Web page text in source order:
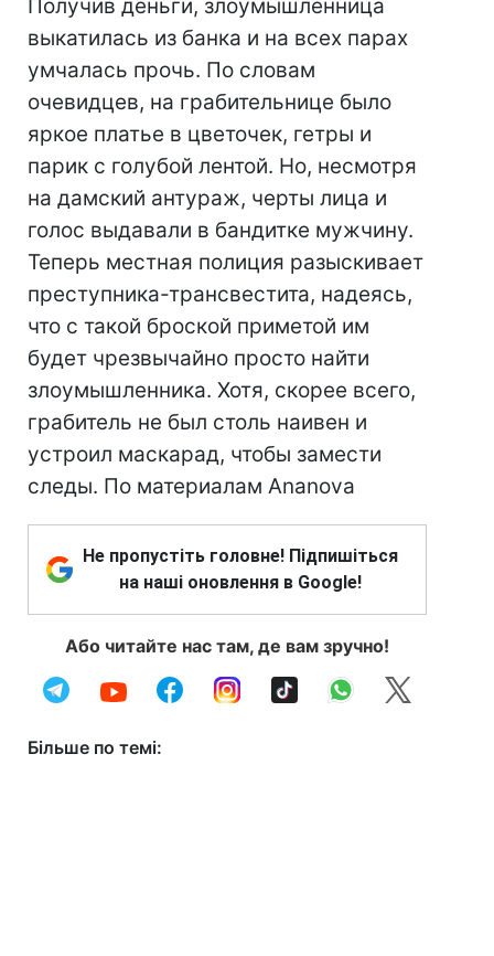
Получив деньги, злоумышленница
выкатилась из банка и на всех парах
умчалась прочь. По словам
очевидцев, на грабительнице было
яркое платье в цветочек, гетры и
парик с голубой лентой. Но, несмотря
на дамский антураж, черты лица и
голос выдавали в бандитке мужчину.
Теперь местная полиция разыскивает
преступника-трансвестита, надеясь,
что с такой броской приметой им
будет чрезвычайно просто найти
злоумышленника. Хотя, скорее всего,
грабитель не был столь наивен и
устроил маскарад, чтобы замести
следы. По материалам Ananova
Не пропустіть головне! Підпишіться
на наші оновлення в Google!
Або читайте нас там, де вам зручно!
Більше по темі: